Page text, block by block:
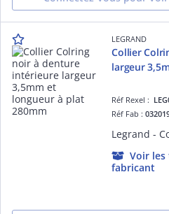
LEGRAND
Collier
largeur
Réf Rexel :
Réf Fab :
Voir les
fabricant